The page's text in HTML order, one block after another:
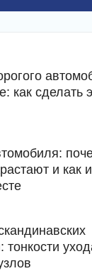
как сделать
и как
тонкости